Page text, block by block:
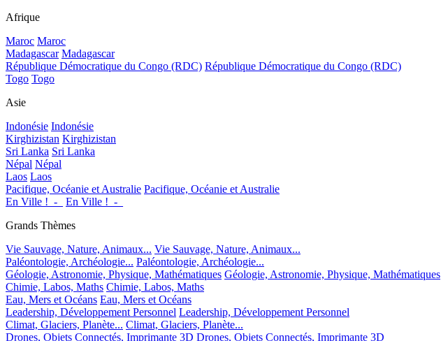
Afrique
Maroc Maroc
Madagascar Madagascar
République Démocratique du Congo (RDC) République Démocratique du Congo (RDC)
Togo Togo
Asie
Indonésie Indonésie
Kirghizistan Kirghizistan
Sri Lanka Sri Lanka
Népal Népal
Laos Laos
Pacifique, Océanie et Australie Pacifique, Océanie et Australie
En Ville !_-_
En Ville !_-_
Grands Thèmes
Vie Sauvage, Nature, Animaux... Vie Sauvage, Nature, Animaux...
Paléontologie, Archéologie... Paléontologie, Archéologie...
Géologie, Astronomie, Physique, Mathématiques Géologie, Astronomie, Physique, Mathématiques
Chimie, Labos, Maths Chimie, Labos, Maths
Eau, Mers et Océans Eau, Mers et Océans
Leadership, Développement Personnel Leadership, Développement Personnel
Climat, Glaciers, Planète... Climat, Glaciers, Planète...
Drones, Objets Connectés, Imprimante 3D Drones, Objets Connectés, Imprimante 3D